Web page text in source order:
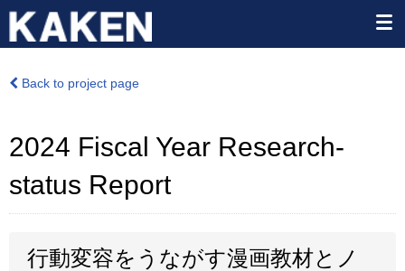
Back to project page
2024 Fiscal Year Research-
status Report
行動変容をうながす漫画教材とノ